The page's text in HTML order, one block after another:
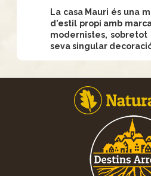
La casa Mauri és una
d'estil propi amb
modernistes,
seva singular